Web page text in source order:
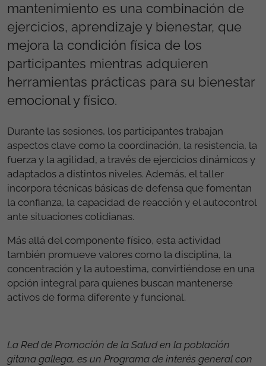
mantenimiento es una combinación de
ejercicios, aprendizaje y bienestar, que
mejora la condición física de los
participantes mientras adquieren
herramientas prácticas para su bienestar
emocional y físico.
Durante las sesiones, los participantes trabajan
aspectos clave como la coordinación, la resistencia, la
fuerza y la agilidad, a través de ejercicios dinámicos y
adaptados a distintos niveles. Además, el taller
incorpora técnicas básicas de defensa que fomentan
la confianza, la capacidad de reacción y el autocontrol
ante situaciones cotidianas.
Más allá del componente físico, esta actividad
también promueve valores como la disciplina, la
concentración y la autoestima, convirtiéndose en una
opción integral para quienes buscan mantenerse
activos de forma diferente y funcional.
La Red de Promoción de la Salud en la población
gitana gallega, es un Programa de interés general con